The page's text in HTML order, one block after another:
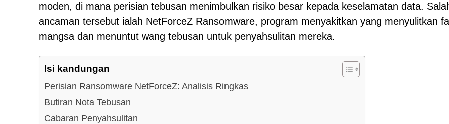
moden, di mana perisian tebusan menimbulkan risiko besar kepada keselamatan data.
ancaman tersebut ialah NetForceZ Ransomware, program menyakitkan yang menyulitkan
mangsa dan menuntut wang tebusan untuk penyahsulitan mereka.
Isi kandungan
Perisian Ransomware NetForceZ: Analisis Ringkas
Butiran Nota Tebusan
Cabaran Penyahsulitan